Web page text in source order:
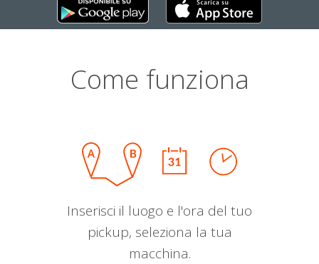
Come funziona
Inserisci il luogo e l'ora del tuo
pickup, seleziona la tua
macchina.